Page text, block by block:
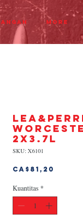
More
2x3.7L
SKU: X6101
CA$81,20
Kuantitas *